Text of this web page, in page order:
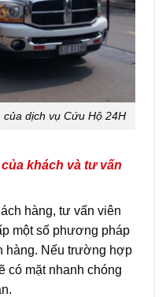
dịch vụ Cứu Hộ 24H
khách và tư vấn
hàng, tư vấn viên
một số phương pháp
hàng. Nếu trường hợp
có mặt nhanh chóng